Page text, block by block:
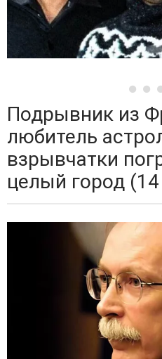
Подрывник из
любитель
взрывчатки
целый город